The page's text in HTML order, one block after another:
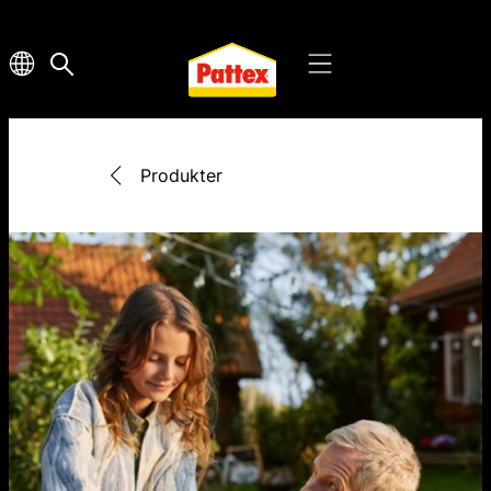
Produkter